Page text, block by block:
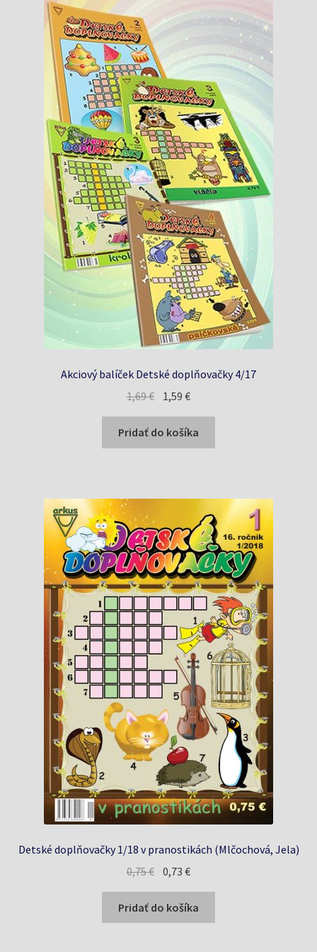
Akciový balíček Detské doplňovačky 4/17
1,69€ Pôvodná
bola:
1,69 €.
1,59€Aktuálna
je:
1,59 €.
Pridať do košíka
Detské doplňovačky 1/18 v pranostikách (Mlčochová, Jela)
0,75€ Pôvodná
bola:
0,75 €.
0,73€Aktuálna
je:
0,73 €.
Pridať do košíka